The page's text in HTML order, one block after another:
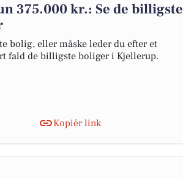
375.000 kr.: Se de billigste
bolig, eller måske leder du efter et
fald de billigste boliger i Kjellerup.
Kopiér link